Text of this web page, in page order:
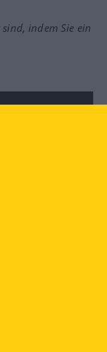
indem Sie ein
absenden